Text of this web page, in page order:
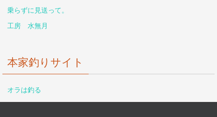
乗らずに見送って。
工房 水無月
本家釣りサイト
オラは釣る